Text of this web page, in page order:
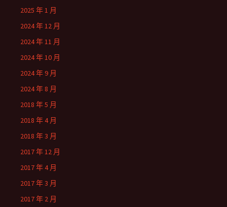
2025 年 1 月
2024 年 12 月
2024 年 11 月
2024 年 10 月
2024 年 9 月
2024 年 8 月
2018 年 5 月
2018 年 4 月
2018 年 3 月
2017 年 12 月
2017 年 4 月
2017 年 3 月
2017 年 2 月